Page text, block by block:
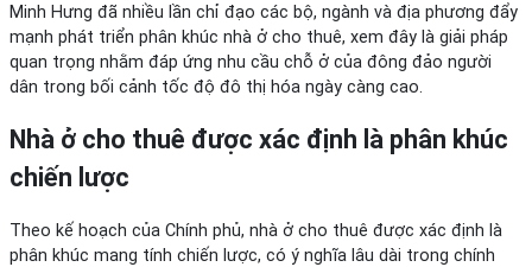
Minh Hưng đã nhiều lần chỉ đạo các bộ, ngành và địa phương đẩy
mạnh phát triển phân khúc nhà ở cho thuê, xem đây là giải pháp
quan trọng nhằm đáp ứng nhu cầu chỗ ở của đông đảo người
dân trong bối cảnh tốc độ đô thị hóa ngày càng cao.
Nhà ở cho thuê được xác định là phân khúc
chiến lược
Theo kế hoạch của Chính phủ, nhà ở cho thuê được xác định là
phân khúc mang tính chiến lược, có ý nghĩa lâu dài trong chính